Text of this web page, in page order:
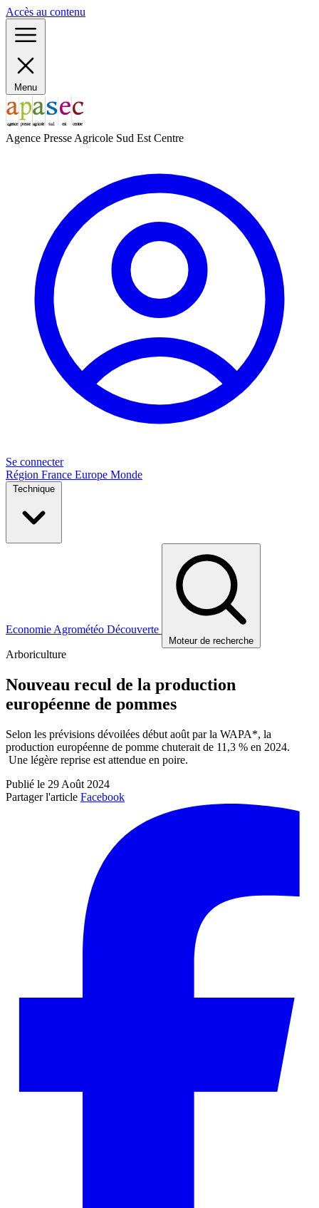
Accès au contenu
Menu
Agence Presse Agricole Sud Est Centre
Se connecter
Région France Europe Monde
Technique
Economie Agrométéo Découverte
Moteur de recherche
Arboriculture
Nouveau recul de la production
européenne de pommes
Selon les prévisions dévoilées début août par la WAPA*, la
production européenne de pomme chuterait de 11,3 % en 2024.
Une légère reprise est attendue en poire.
Publié le 29 Août 2024
Partager l'article Facebook
Panneau de gestion des cookies